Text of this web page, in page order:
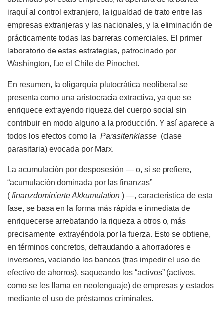
iraquí al control extranjero, la igualdad de trato entre las
empresas extranjeras y las nacionales, y la eliminación de
prácticamente todas las barreras comerciales. El primer
laboratorio de estas estrategias, patrocinado por
Washington, fue el Chile de Pinochet.
En resumen, la oligarquía plutocrática neoliberal se
presenta como una aristocracia extractiva, ya que se
enriquece extrayendo riqueza del cuerpo social sin
contribuir en modo alguno a la producción. Y así aparece a
todos los efectos como la Parasitenklasse (clase
parasitaria) evocada por Marx.
La acumulación por desposesión — o, si se prefiere,
“acumulación dominada por las finanzas”
( finanzdominierte Akkumulation ) —, característica de esta
fase, se basa en la forma más rápida e inmediata de
enriquecerse arrebatando la riqueza a otros o, más
precisamente, extrayéndola por la fuerza. Esto se obtiene,
en términos concretos, defraudando a ahorradores e
inversores, vaciando los bancos (tras impedir el uso de
efectivo de ahorros), saqueando los “activos” (activos,
como se les llama en neolenguaje) de empresas y estados
mediante el uso de préstamos criminales.